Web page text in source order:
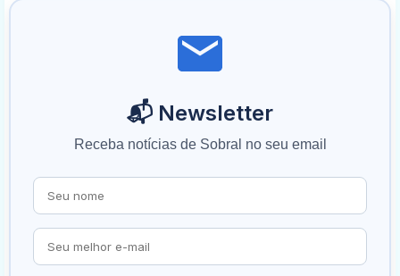
📬 Newsletter
Receba notícias de Sobral no seu email